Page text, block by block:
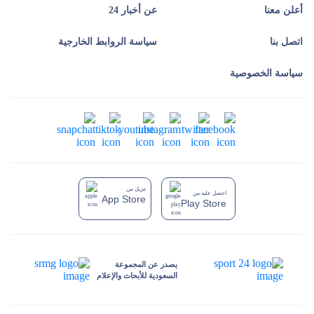
يصدر عن المجموعة
السعودية للأبحاث والإعلام
أعلن معنا عن أخبار 24
اتصل بنا سياسة الروابط الخارجية
سياسة الخصوصية
تنزيل من
App Store
احصل عليه من
Play Store